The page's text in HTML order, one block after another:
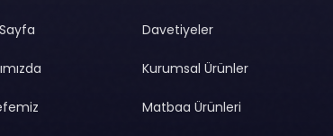
Davetiyeler
Kurumsal Ürünler
Matbaa Ürünleri